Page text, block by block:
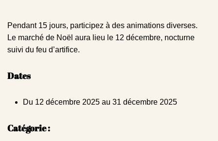
Pendant 15 jours, participez à des animations diverses.
Le marché de Noël aura lieu le 12 décembre, nocturne
suivi du feu d’artifice.
Dates
Du 12 décembre 2025 au 31 décembre 2025
Catégorie :